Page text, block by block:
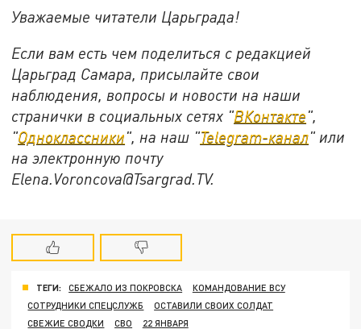
Уважаемые читатели Царьграда!
Если вам есть чем поделиться с редакцией
Царьград Самара, присылайте свои
наблюдения, вопросы и новости на наши
странички в социальных сетях "ВКонтакте",
"Одноклассники", на наш "Telegram-канал" или
на электронную почту
Elena.Voroncova@Tsargrad.TV.
ТЕГИ: СБЕЖАЛО ИЗ ПОКРОВСКА
КОМАНДОВАНИЕ ВСУ
СОТРУДНИКИ СПЕЦСЛУЖБ
ОСТАВИЛИ СВОИХ СОЛДАТ
СВЕЖИЕ СВОДКИ
СВО 22 ЯНВАРЯ